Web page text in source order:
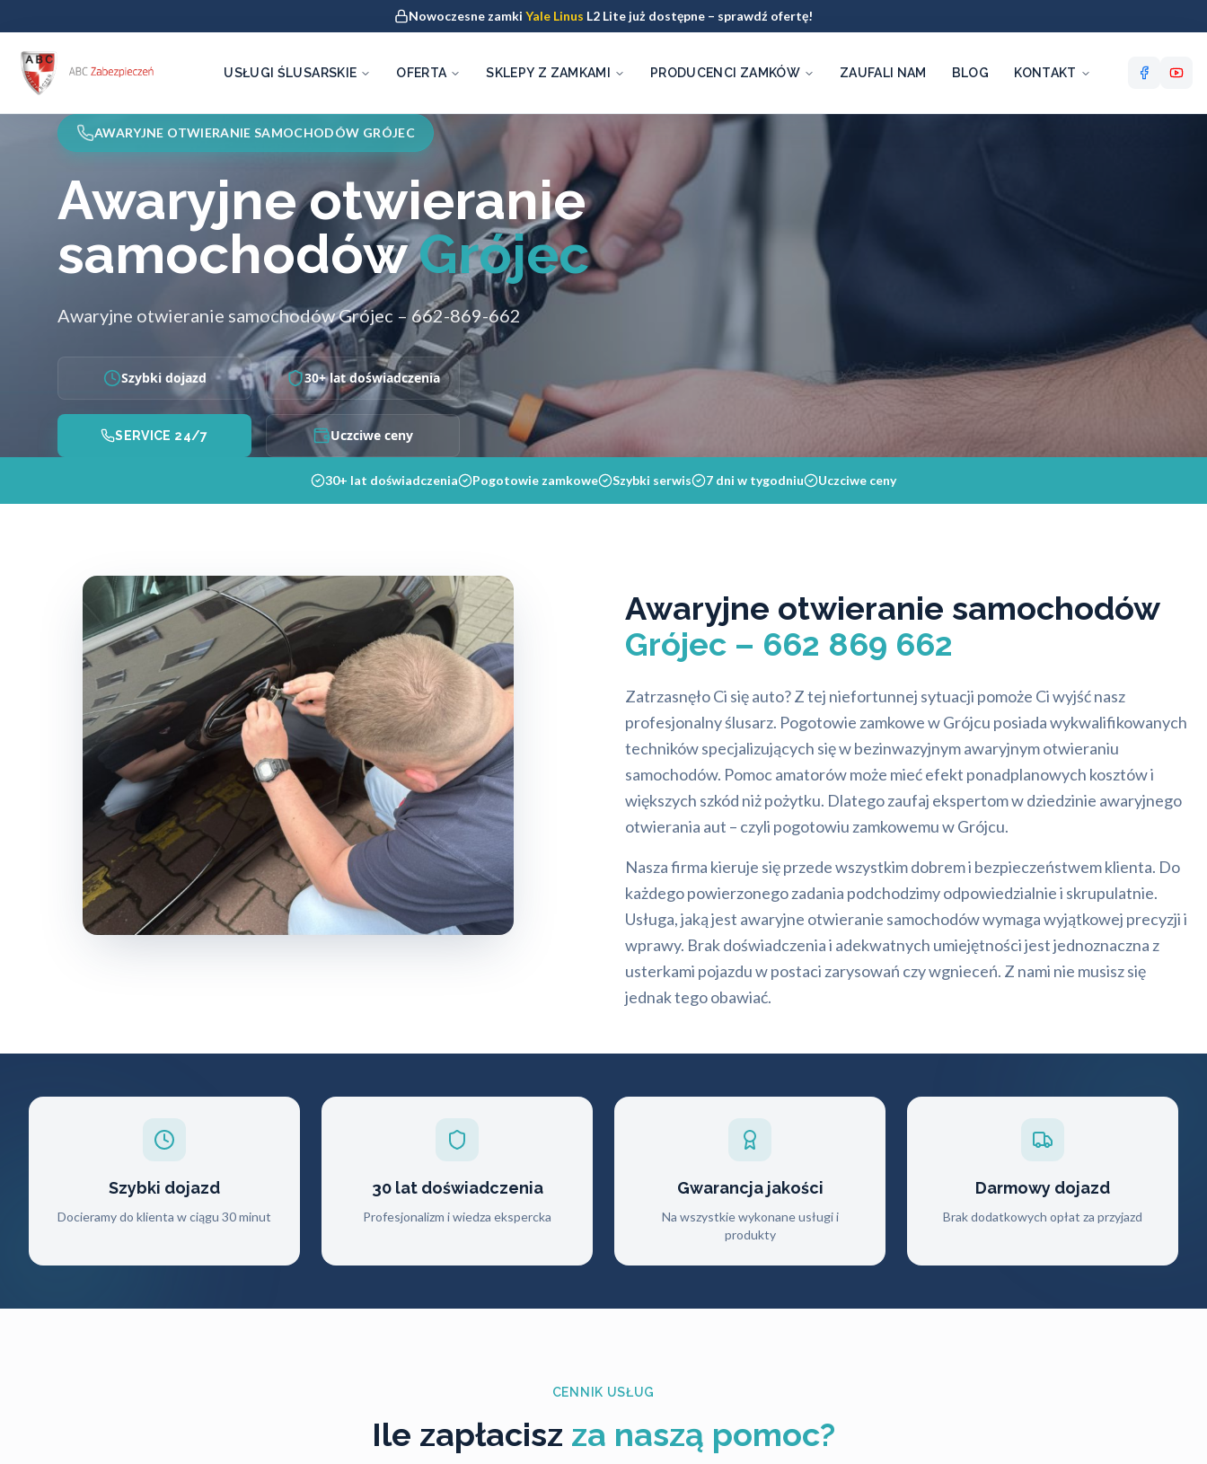
Nowoczesne zamki Yale Linus L2 Lite już dostępne – sprawdź ofertę!
USŁUGI ŚLUSARSKIE OFERTA SKLEPY Z ZAMKAMI PRODUCENCI ZAMKÓW ZAUFALI NAM BLOG KONTAKT
AWARYJNE OTWIERANIE SAMOCHODÓW GRÓJEC
Awaryjne otwieranie
samochodówGrójec
Awaryjne otwieranie samochodów Grójec – 662-869-662
Szybki dojazd 30+ lat doświadczenia
SERVICE 24/7 Uczciwe ceny
30+ lat doświadczenia Pogotowie zamkowe Szybki serwis 7 dni w tygodniu Uczciwe ceny
Awaryjne otwieranie samochodów
Grójec – 662 869 662
Zatrzasnęło Ci się auto? Z tej niefortunnej sytuacji pomoże Ci wyjść nasz
profesjonalny ślusarz. Pogotowie zamkowe w Grójcu posiada wykwalifikowanych
techników specjalizujących się w bezinwazyjnym awaryjnym otwieraniu
samochodów. Pomoc amatorów może mieć efekt ponadplanowych kosztów i
większych szkód niż pożytku. Dlatego zaufaj ekspertom w dziedzinie awaryjnego
otwierania aut – czyli pogotowiu zamkowemu w Grójcu.
Nasza firma kieruje się przede wszystkim dobrem i bezpieczeństwem klienta. Do
każdego powierzonego zadania podchodzimy odpowiedzialnie i skrupulatnie.
Usługa, jaką jest awaryjne otwieranie samochodów wymaga wyjątkowej precyzji i
wprawy. Brak doświadczenia i adekwatnych umiejętności jest jednoznaczna z
usterkami pojazdu w postaci zarysowań czy wgnieceń. Z nami nie musisz się
jednak tego obawiać.
Szybki dojazd
Docieramy do klienta w ciągu 30 minut
30 lat doświadczenia
Profesjonalizm i wiedza ekspercka
Gwarancja jakości
Na wszystkie wykonane usługi i
produkty
Darmowy dojazd
Brak dodatkowych opłat za przyjazd
CENNIK USŁUG
Ile zapłacisz za naszą pomoc?